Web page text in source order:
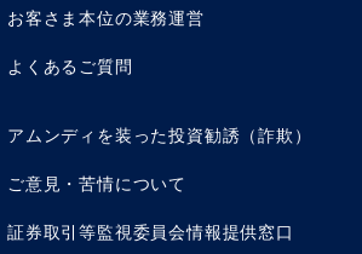
SDGs達成へのとりくみ
お客さま本位の業務運営
よくあるご質問
アムンディを装った投資勧誘（詐欺）
ご意見・苦情について
証券取引等監視委員会情報提供窓口